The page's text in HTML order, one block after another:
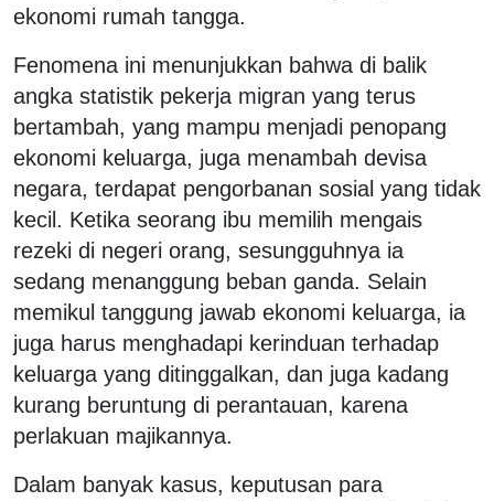
ekonomi rumah tangga.
Fenomena ini menunjukkan bahwa di balik
angka statistik pekerja migran yang terus
bertambah, yang mampu menjadi penopang
ekonomi keluarga, juga menambah devisa
negara, terdapat pengorbanan sosial yang tidak
kecil. Ketika seorang ibu memilih mengais
rezeki di negeri orang, sesungguhnya ia
sedang menanggung beban ganda. Selain
memikul tanggung jawab ekonomi keluarga, ia
juga harus menghadapi kerinduan terhadap
keluarga yang ditinggalkan, dan juga kadang
kurang beruntung di perantauan, karena
perlakuan majikannya.
Dalam banyak kasus, keputusan para